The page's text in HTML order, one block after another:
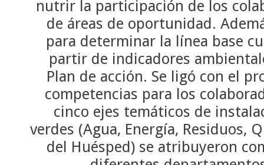
nutrir la participación de los
de áreas de oportunidad.
para determinar la línea base
partir de indicadores
Plan de acción. Se ligó con el
competencias para los
cinco ejes temáticos de
verdes (Agua, Energía, Residuos,
del Huésped) se atribuyeron